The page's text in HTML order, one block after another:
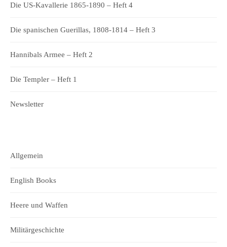
Die US-Kavallerie 1865-1890 – Heft 4
Die spanischen Guerillas, 1808-1814 – Heft 3
Hannibals Armee – Heft 2
Die Templer – Heft 1
Newsletter
Allgemein
English Books
Heere und Waffen
Militärgeschichte